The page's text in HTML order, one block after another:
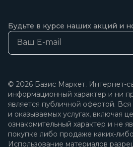
Будьте в курсе наших акций и
© 2026 Базис Маркет. Интернет-
информационный характер и ни
является публичной офертой.
и оказываемых услугах, включая
ознакомительный характер и не
покупке либо продаже каких-
Использование материалов